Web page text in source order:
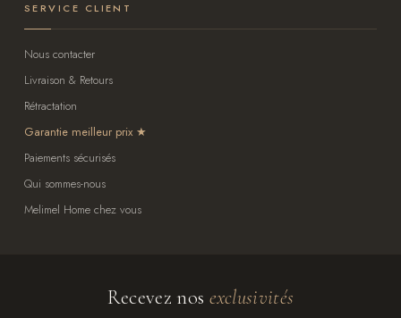
SERVICE CLIENT
Nous contacter
Livraison & Retours
Rétractation
Garantie meilleur prix
Paiements sécurisés
Qui sommes-nous
Melimel Home chez vous
Recevez nos exclusivités